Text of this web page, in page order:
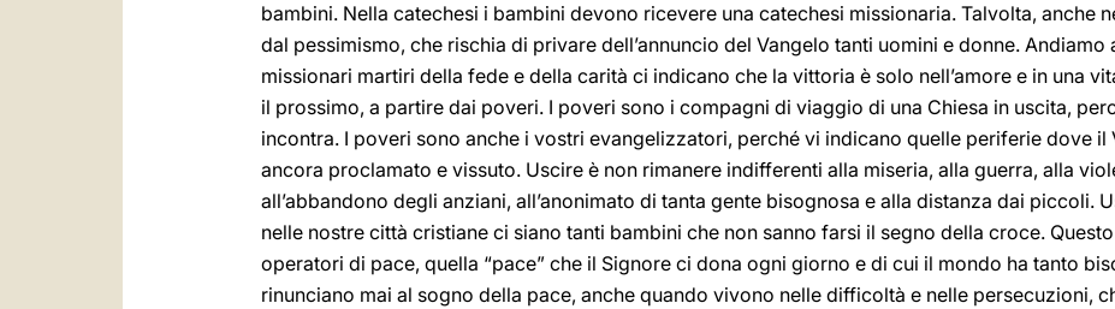
bambini. Nella catechesi i bambini devono ricevere una catechesi missionaria. Talvolta, anche
dal pessimismo, che rischia di privare dell’annuncio del Vangelo tanti uomini e donne. Andiamo
missionari martiri della fede e della carità ci indicano che la vittoria è solo nell’amore e in una
il prossimo, a partire dai poveri. I poveri sono i compagni di viaggio di una Chiesa in uscita,
incontra. I poveri sono anche i vostri evangelizzatori, perché vi indicano quelle periferie dove il
ancora proclamato e vissuto. Uscire è non rimanere indifferenti alla miseria, alla guerra, alla
all’abbandono degli anziani, all’anonimato di tanta gente bisognosa e alla distanza dai piccoli.
nelle nostre città cristiane ci siano tanti bambini che non sanno farsi il segno della croce.
operatori di pace, quella “pace” che il Signore ci dona ogni giorno e di cui il mondo ha tanto
rinunciano mai al sogno della pace, anche quando vivono nelle difficoltà e nelle persecuzioni,